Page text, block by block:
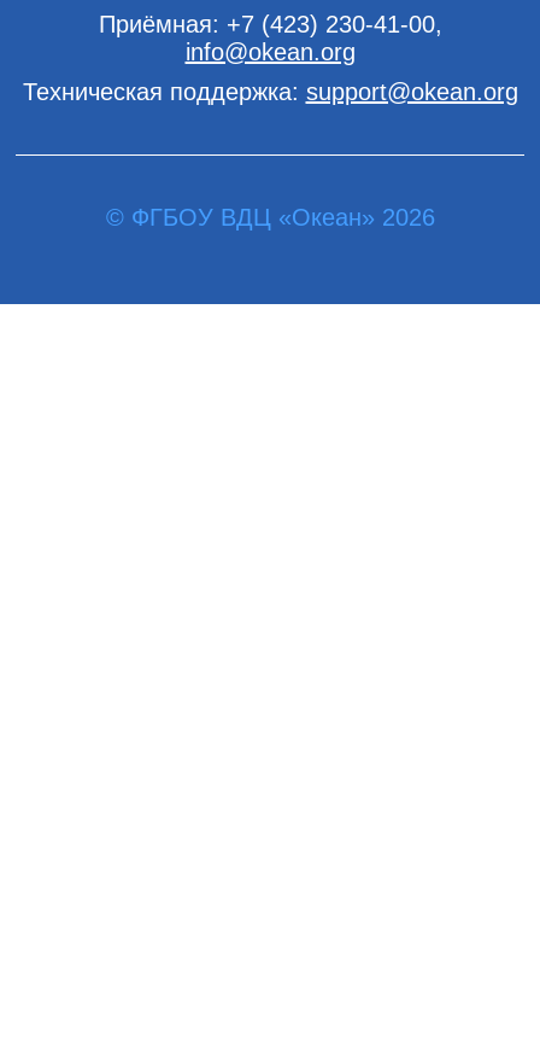
Приёмная: +7 (423) 230-41-00,
info@okean.org
Техническая поддержка: support@okean.org
© ФГБОУ ВДЦ «Океан» 2026